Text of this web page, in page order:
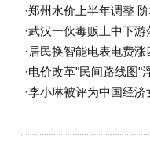
·郑州水价上半年调整
·武汉一伙毒贩上中下游
·居民换智能电表电费
·电价改革"民间路线图"
·李小琳被评为中国经济